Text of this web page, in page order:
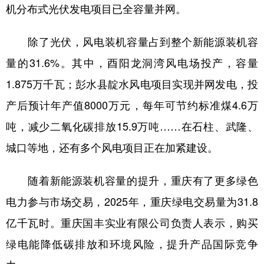
机分布式光伏发电项目已全容量并网。
除了光伏，风电装机容量占到整个新能源装机容
量的31.6%。其中，酉阳龙洞湾风电场投产，容量
1.875万千瓦；彭水县靛水风电项目实现并网发电，投
产后预计年产值8000万元，每年可节约标准煤4.6万
吨，减少二氧化碳排放15.9万吨……在石柱、武隆、
城口等地，还有多个风电项目正在加紧建设。
随着新能源装机容量的提升，重庆有了更多绿色
电力参与市场交易，2025年，重庆绿电交易量为31.8
亿千瓦时。重庆国丰实业有限公司负责人表示，购买
绿电能降低碳排放和环境风险，提升产品国际竞争